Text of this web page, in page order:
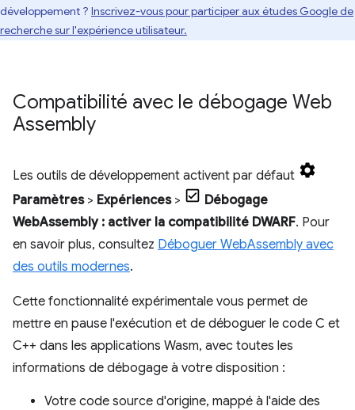
développement ? Inscrivez-vous pour participer aux études Google de
recherche sur l'expérience utilisateur.
Compatibilité avec le débogage Web
Assembly
Les outils de développement activent par défaut
Paramètres> Expériences>
Débogage
WebAssembly : activer la compatibilité DWARF. Pour
en savoir plus, consultez Déboguer WebAssembly avec
des outils modernes.
Cette fonctionnalité expérimentale vous permet de
mettre en pause l'exécution et de déboguer le code C et
C++ dans les applications Wasm, avec toutes les
informations de débogage à votre disposition :
Votre code source d'origine, mappé à l'aide des